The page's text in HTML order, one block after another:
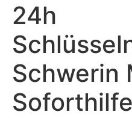
24h
Schwerin